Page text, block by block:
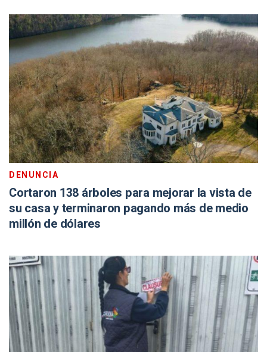
DENUNCIA
Cortaron 138 árboles para mejorar la vista de
su casa y terminaron pagando más de medio
millón de dólares